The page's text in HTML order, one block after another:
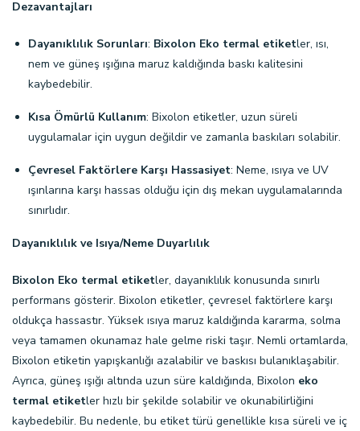
Dezavantajları
Dayanıklılık Sorunları: Bixolon Eko termal etiketler, ısı,
nem ve güneş ışığına maruz kaldığında baskı kalitesini
kaybedebilir.
Kısa Ömürlü Kullanım: Bixolon etiketler, uzun süreli
uygulamalar için uygun değildir ve zamanla baskıları solabilir.
Çevresel Faktörlere Karşı Hassasiyet: Neme, ısıya ve UV
ışınlarına karşı hassas olduğu için dış mekan uygulamalarında
sınırlıdır.
Dayanıklılık ve Isıya/Neme Duyarlılık
Bixolon Eko termal etiketler, dayanıklılık konusunda sınırlı
performans gösterir. Bixolon etiketler, çevresel faktörlere karşı
oldukça hassastır. Yüksek ısıya maruz kaldığında kararma, solma
veya tamamen okunamaz hale gelme riski taşır. Nemli ortamlarda,
Bixolon etiketin yapışkanlığı azalabilir ve baskısı bulanıklaşabilir.
Ayrıca, güneş ışığı altında uzun süre kaldığında, Bixolon eko
termal etiketler hızlı bir şekilde solabilir ve okunabilirliğini
kaybedebilir. Bu nedenle, bu etiket türü genellikle kısa süreli ve iç